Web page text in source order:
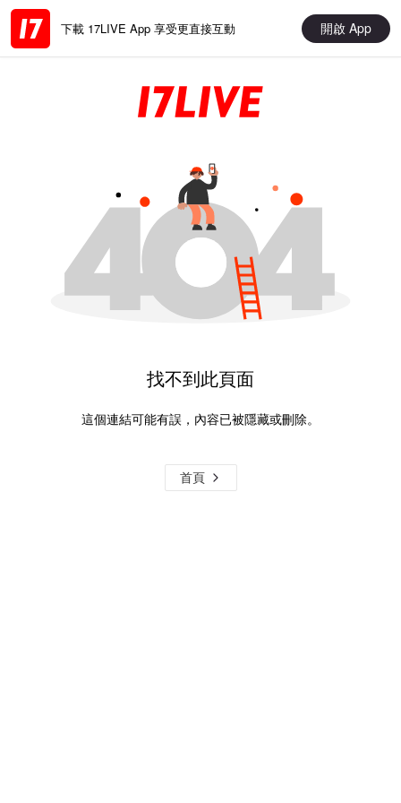
下載 17LIVE App 享受更直接互動 開啟 App
找不到此頁面
這個連結可能有誤，內容已被隱藏或刪除。
首頁